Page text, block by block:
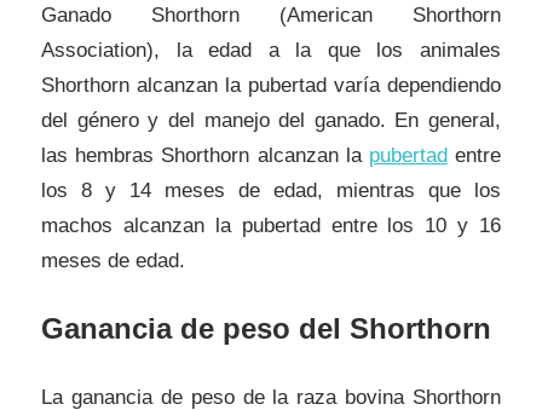
Ganado Shorthorn (American Shorthorn
Association), la edad a la que los animales
Shorthorn alcanzan la pubertad varía dependiendo
del género y del manejo del ganado. En general,
las hembras Shorthorn alcanzan la pubertadentre
los 8 y 14 meses de edad, mientras que los
machos alcanzan la pubertad entre los 10 y 16
meses de edad.
Ganancia de peso del Shorthorn
La ganancia de peso de la raza bovina Shorthorn